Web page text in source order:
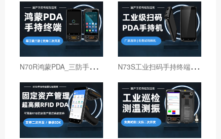
N
70R鸿蒙PDA_三防手持PDA终端_国产鸿蒙手持终端 N
73S工业扫码手持终端｜6寸仓库出入库PDA扫码枪